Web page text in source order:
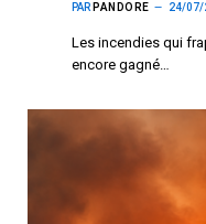
PAR PANDORE 24/07/
Les incendies qui
encore gagné…